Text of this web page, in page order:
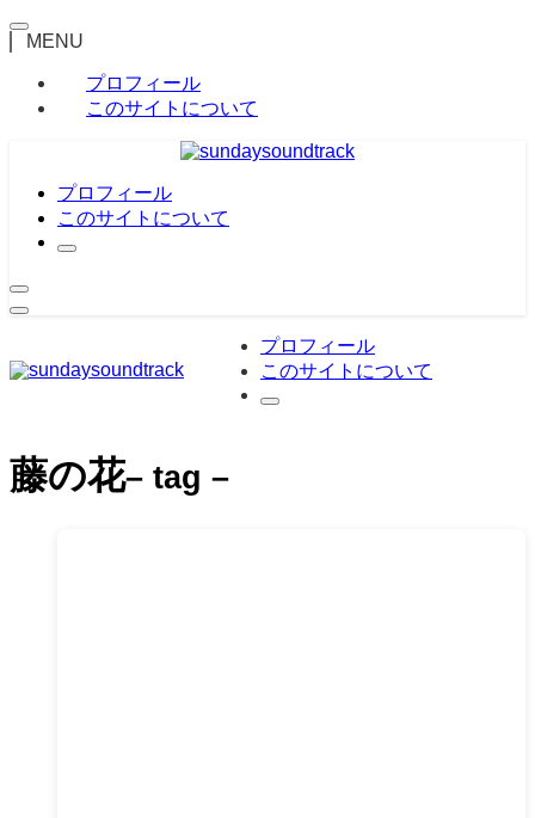
MENU
プロフィール
このサイトについて
プロフィール
このサイトについて
プロフィール
このサイトについて
藤の花– tag –